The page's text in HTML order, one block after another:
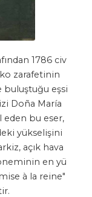
1786 civ
zarafetinin
buluştuğu eşsi
Doña María
eden bu eser,
yükselişini
açık hava
en yü
à la reine"